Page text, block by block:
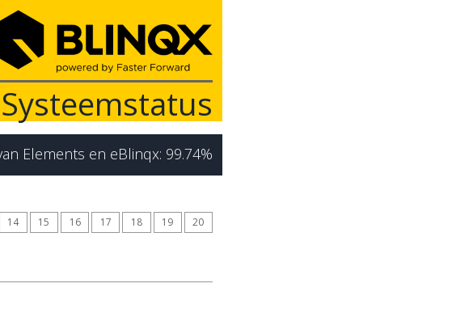
Systeemstatus
Elements en eBlinqx: 99.74%
14 15 16 17 18 19 20